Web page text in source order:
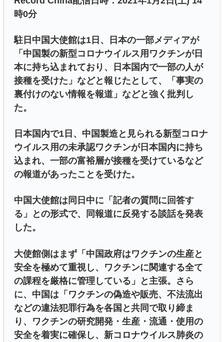
時0分
駐日中国大使館は1日、日本の一部メディアが
「中国製の新型コロナウイルス用ワクチンが日
本に持ち込まれており、日本国内で一部の人が
接種を受けた」などと報じたとして、「事実の
裏付けのない情報を報道」などと強く批判し
た。
日本国内で1日、中国製造と見られる新型コロナ
ウイルス用の未承認ワクチンが日本国内に持ち
込まれ、一部の富裕層が接種を受けているなど
の報道があったことを受けた。
中国大使館は同日中に「記者の質問に回答す
る」との形式で、同報道に反発する談話を発表
した。
大使館側はまず「中国政府はワクチンの生産と
安全を極めて重視し、ワクチンに関連する全て
の課程を厳格に管理している」と主張。さら
に、中国は「ワクチンの偽造や販売、不法流出
などの違法犯罪行為を各国と共同で取り締ま
り、ワクチンの研究開発・生産・流通・使用の
安全を着実に確保し、新コロナウイルス肺炎の